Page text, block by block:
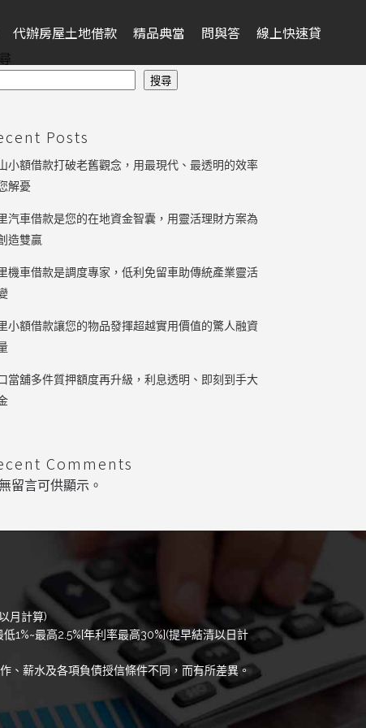
代辦房屋土地借款 精品典當 問與答 線上快速貸
搜尋
Posts
小額借款打破老舊觀念，用最現代、最透明的效率
解憂
汽車借款是您的在地資金智囊，用靈活理財方案為
造雙贏
機車借款是調度專家，低利免留車助傳統產業靈活
小額借款讓您的物品發揮超越實用價值的驚人融資
當舖多件質押額度再升級，利息透明、即刻到手大
Comments
留言可供顯示。
月計算)
1%~最高2.5%[年利率最高30%](提早結清以日計
、薪水及各項負債授信條件不同，而有所差異。